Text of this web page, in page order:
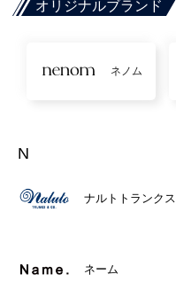
オリジナルブランド
ネノム
N
ナルトトランクス
ネーム